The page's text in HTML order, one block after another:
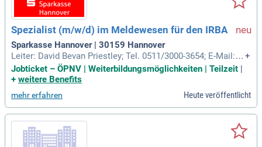
Spezialist (m/w/d) im Meldewesen für den IRBA
Sparkasse Hannover | 30159 Hannover
Leiter: David Bevan Priestley; Tel. 0511/3000-3654; E-Mail: D
avidbevan.priestley@sparkasse-hannover.de. Teamkoordina
tor: Frerich Buchholz; Tel. 0511/3000-2712; E-Mail: Frerich.b
+
Jobticket – ÖPNV | Weiterbildungsmöglichkeiten | Teilzeit |
+ weitere Benefits
mehr erfahren Heute veröffentlicht